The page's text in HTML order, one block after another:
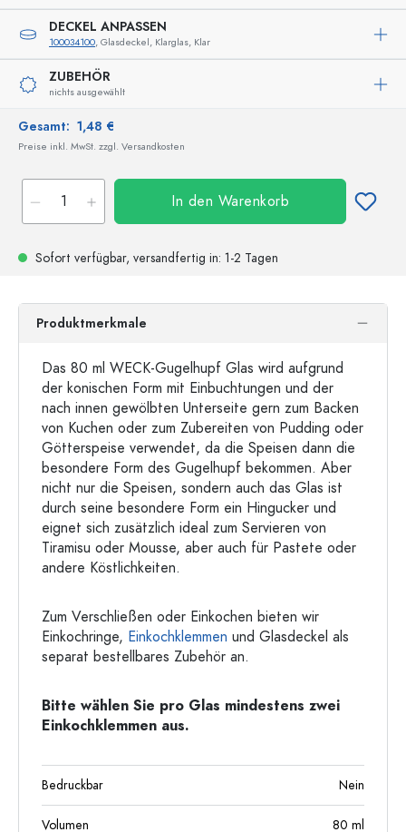
DECKEL ANPASSEN
100034100, Glasdeckel, Klarglas, Klar
ZUBEHÖR
nichts ausgewählt
Gesamt: 1,48 €
Preise inkl. MwSt. zzgl. Versandkosten
In den Warenkorb
Sofort verfügbar, versandfertig in: 1-2 Tagen
Produktmerkmale
Das 80 ml WECK-Gugelhupf Glas wird aufgrund
der konischen Form mit Einbuchtungen und der
nach innen gewölbten Unterseite gern zum Backen
von Kuchen oder zum Zubereiten von Pudding oder
Götterspeise verwendet, da die Speisen dann die
besondere Form des Gugelhupf bekommen. Aber
nicht nur die Speisen, sondern auch das Glas ist
durch seine besondere Form ein Hingucker und
eignet sich zusätzlich ideal zum Servieren von
Tiramisu oder Mousse, aber auch für Pastete oder
andere Köstlichkeiten.
Zum Verschließen oder Einkochen bieten wir
Einkochringe, Einkochklemmen und Glasdeckel als
separat bestellbares Zubehör an.
Bitte wählen Sie pro Glas mindestens zwei
Einkochklemmen aus.
Bedruckbar Nein
Volumen 80 ml